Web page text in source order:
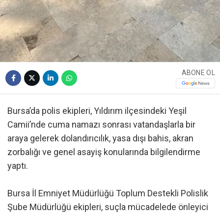
ABONE OL
Bursa’da polis ekipleri, Yıldırım ilçesindeki Yeşil
Camii’nde cuma namazı sonrası vatandaşlarla bir
araya gelerek dolandırıcılık, yasa dışı bahis, akran
zorbalığı ve genel asayiş konularında bilgilendirme
yaptı.
Bursa İl Emniyet Müdürlüğü Toplum Destekli Polislik
Şube Müdürlüğü ekipleri, suçla mücadelede önleyici